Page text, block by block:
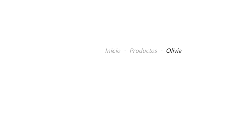
Inicio - Productos - Olivia